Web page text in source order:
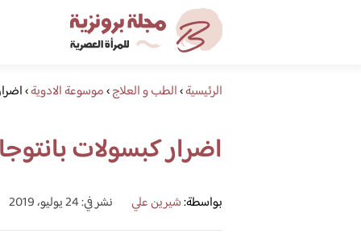
الرئيسية›الطب و العلاج›موسوعة الادوية›
اضرار كبسولات
بواسطة:شيرين علي نشر في: 24 يوليو، 2019